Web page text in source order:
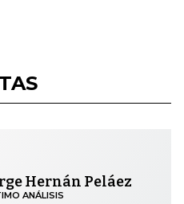
Hernán Peláez
ANÁLISIS